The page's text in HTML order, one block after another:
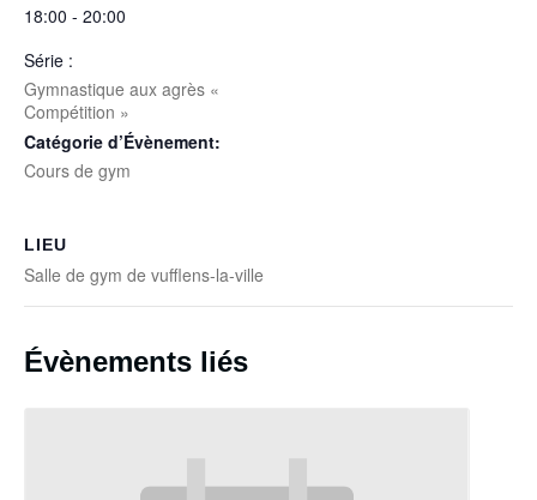
18:00 - 20:00
Série :
Gymnastique aux agrès «
Compétition »
Catégorie d’Évènement:
Cours de gym
LIEU
Salle de gym de vufflens-la-ville
Évènements liés